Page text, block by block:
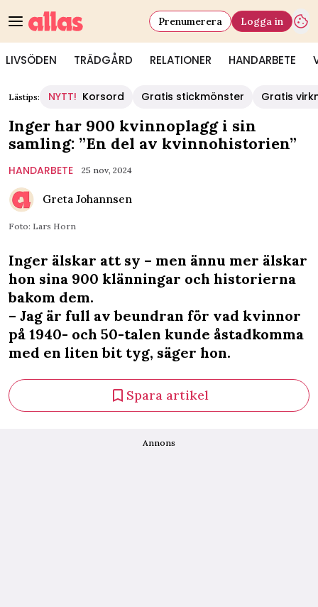
LIVSÖDEN TRÄDGÅRD RELATIONER HANDARBETE
Prenumerera Logga in
Lästips: NYTT! Korsord Gratis stickmönster Gratis
Inger har 900 kvinnoplagg i sin
samling: ”En del av kvinnohistorien”
HANDARBETE 25 nov, 2024
Greta Johannsen
Foto: Lars Horn
Inger älskar att sy – men ännu mer älskar
hon sina 900 klänningar och historierna
bakom dem.
– Jag är full av beundran för vad kvinnor
på 1940- och 50-talen kunde åstadkomma
med en liten bit tyg, säger hon.
Spara artikel
Annons